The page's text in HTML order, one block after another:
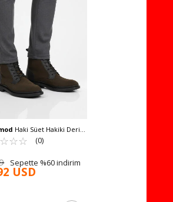
Haki Süet Hakiki Deri
Erkek Bot Po 2439 M
☆☆☆
★★★ (0)
Sepette %60 indirim
USD